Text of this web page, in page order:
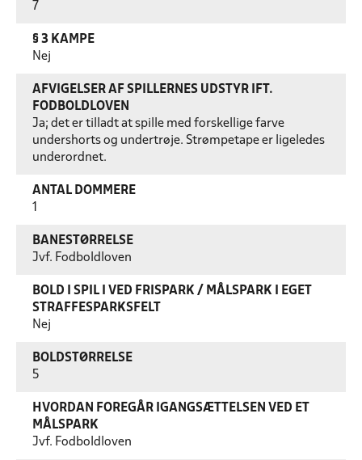
7
§ 3 KAMPE
Nej
AFVIGELSER AF SPILLERNES UDSTYR IFT.
FODBOLDLOVEN
Ja; det er tilladt at spille med forskellige farve
undershorts og undertrøje. Strømpetape er ligeledes
underordnet.
ANTAL DOMMERE
BANESTØRRELSE
Jvf. Fodboldloven
BOLD I SPIL I VED FRISPARK / MÅLSPARK I EGET
STRAFFESPARKSFELT
Nej
BOLDSTØRRELSE
5
HVORDAN FOREGÅR IGANGSÆTTELSEN VED ET
MÅLSPARK
Jvf. Fodboldloven